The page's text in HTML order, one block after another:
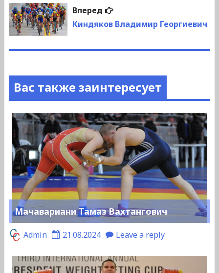
Вперед
Следующая
запись:
Киндяков Владимир Георгиевич
Вас также заинтересует
Мачавариани Тамаз Вахтангович
Admin 21.08.2024 Leave a reply